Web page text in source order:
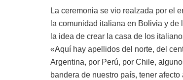
La ceremonia se vio realzada por el
la comunidad italiana en Bolivia y
la idea de crear la casa de los
«Aquí hay apellidos del norte, del
Argentina, por Perú, por Chile,
bandera de nuestro país, tener